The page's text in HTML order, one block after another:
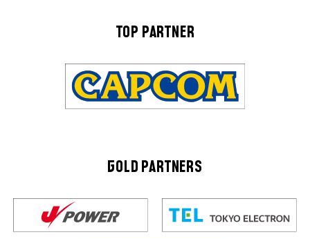
TOP PARTNER
GOLD PARTNERS